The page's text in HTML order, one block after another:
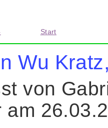
Start
Wu
von
am